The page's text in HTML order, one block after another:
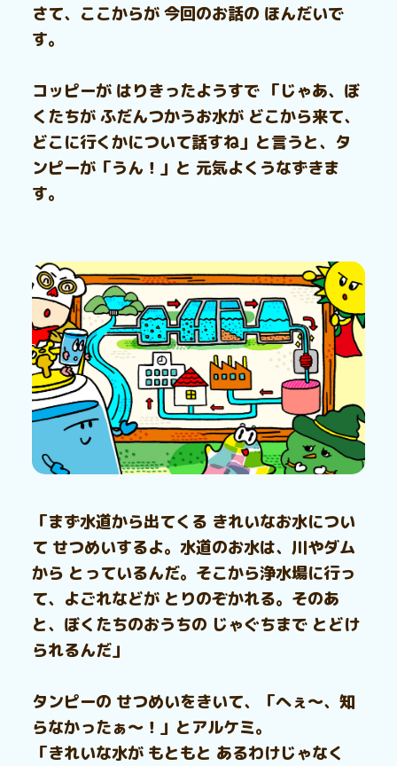
さて、ここからが 今回のお話の ほんだいで
す。
コッピーが はりきったようすで 「じゃあ、ぼ
くたちが ふだんつかうお水が どこから来て、
どこに行くかについて話すね」と言うと、タ
ンピーが「うん！」と 元気よくうなずきま
す。
「まず水道から出てくる きれいなお水につい
て せつめいするよ。水道のお水は、川やダム
から とっているんだ。そこから浄水場に行っ
て、よごれなどが とりのぞかれる。そのあ
と、ぼくたちのおうちの じゃぐちまで とどけ
られるんだ」
タンピーの せつめいをきいて、「へぇ～、知
らなかったぁ～！」とアルケミ。
「きれいな水が もともと あるわけじゃなく